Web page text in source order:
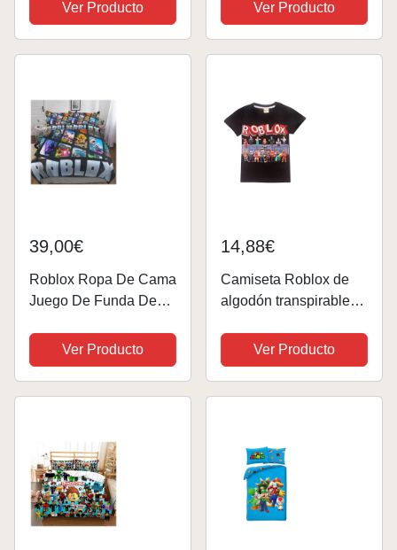
Nórdica De Poliéster
De Microfibra Suave
Niños...
Ver Producto
Cómoda, para Niños Y
Niñas (patrón 02,
Ver Producto
39,00€
Roblox Ropa De Cama
Juego De Funda De
Estampado De Efecto
3D Game Luxe para
Niños Y Adultos,
Double（200x200cm
）
Ver Producto
14,88€
Camiseta Roblox de
algodón transpirable
juegos en equipo para
niños y niñas, parte
superior de pijama
Ver Producto